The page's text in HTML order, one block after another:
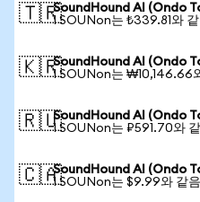
🇹🇷SoundHound AI (Ondo
1 SOUNon는 ₺339.81와
🇰🇷SoundHound AI (Ondo
1 SOUNon는 ₩10,146.66
🇷🇺SoundHound AI (Ondo
1 SOUNon는 ₽591.70와
🇨🇦SoundHound AI (Ondo
1 SOUNon는 $9.99와 같음